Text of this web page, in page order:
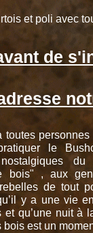
et poli avec
de
toutes personnes
le
du
bois" , aux
de tout
y a une vie
et qu’une nuit à
bois est un